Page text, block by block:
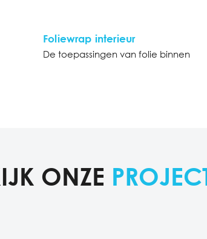
Foliewrap interieur
De toepassingen van folie binnen
ONZE